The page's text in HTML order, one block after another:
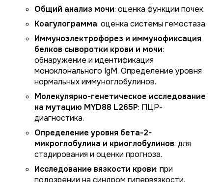
Общий анализ мочи: оценка функции почек.
Коагулограмма: оценка системы гемостаза.
Иммуноэлектрофорез и иммунофиксация
белков сыворотки крови и мочи:
обнаружение и идентификация
моноклонального IgM. Определение уровня
нормальных иммуноглобулинов.
Молекулярно-генетическое исследование
на мутацию MYD88 L265P: ПЦР-
диагностика.
Определение уровня бета-2-
микроглобулина и криоглобулинов: для
стадирования и оценки прогноза.
Исследование вязкости крови: при
подозрении на синдром гипервязкости.